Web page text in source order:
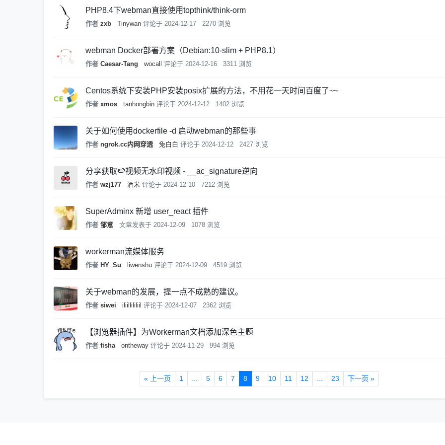
PHP8.4下webman直接使用topthink/think-orm
作者 zxb Tinywan 评论于 2024-12-17 2270 浏览
webman Docker部署方案（Debian:10-slim + PHP8.1）
作者 Caesar-Tang wocall 评论于 2024-12-16 3311 浏览
Centos系统下安装PHP安装posix扩展的方法，不用花一天时间百度了~~
作者 xmos tanhongbin 评论于 2024-12-12 1402 浏览
关于如何使用dockerfile -d 启动webman的那些事
作者 ngrok.cc内网穿透 兔白白 评论于 2024-12-12 2427 浏览
分享获取🍉视频无水印视频 - __ac_signature逆向
作者 wzj177 酒米 评论于 2024-12-10 7212 浏览
SuperAdminx 新增 user_react 插件
作者 邹意 文章发表于 2024-12-09 1078 浏览
workerman流媒体服务
作者 HY_Su liwenshu 评论于 2024-12-09 4519 浏览
关于webman的发展，提一点不成熟的建议。
作者 siwei iliillililiil 评论于 2024-12-07 2362 浏览
【浏览器插件】为Workerman文档添加深色主题
作者 fisha ontheway 评论于 2024-11-29 994 浏览
« 上一页 1 5 6 7 8 9 10 11 12 23 下一页 »